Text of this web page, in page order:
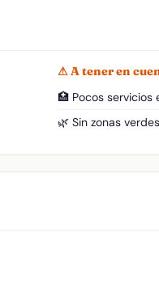
⚠ A tener en
🏥 Pocos servicios
🌿 Sin zonas